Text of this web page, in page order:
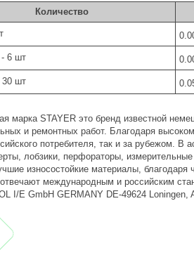
Количество
- 6 шт
30 шт
марка STAYER это бренд известной
и ремонтных работ. Благодаря
потребителя, так и за рубежом. В
лобзики, перфораторы,
износостойкие материалы,
международным и российским
I/E GmbH GERMANY DE-49624 Loningen,